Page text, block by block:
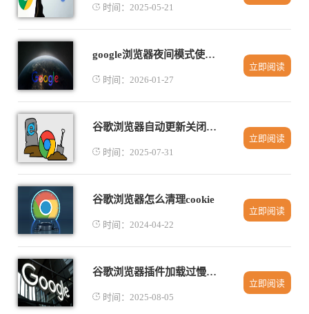
时间：2025-05-21
google浏览器夜间模式使用是否省电
时间：2026-01-27
立即阅读
谷歌浏览器自动更新关闭详细步骤
时间：2025-07-31
立即阅读
谷歌浏览器怎么清理cookie
时间：2024-04-22
立即阅读
谷歌浏览器插件加载过慢如何提高启动速度
时间：2025-08-05
立即阅读